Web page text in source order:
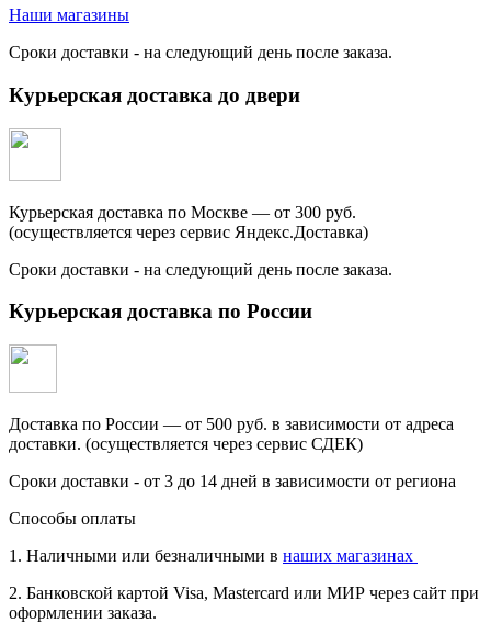
Наши магазины
Сроки доставки - на следующий день после заказа.
Курьерская доставка до двери
Курьерская доставка по Москве — от 300 руб.
(осуществляется через сервис Яндекс.Доставка)
Сроки доставки - на следующий день после заказа.
Курьерская доставка по России
Доставка по России — от 500 руб. в зависимости от адреса
доставки. (осуществляется через сервис СДЕК)
Сроки доставки - от 3 до 14 дней в зависимости от региона
Способы оплаты
1. Наличными или безналичными в наших магазинах
2. Банковской картой Visa, Mastercard или МИР через сайт при
оформлении заказа.